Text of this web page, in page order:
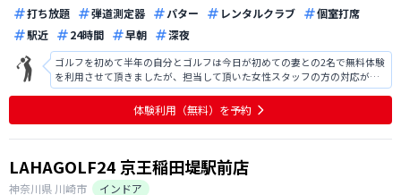
打ち放題 弾道測定器 パター レンタルクラブ
個室打席
駅近
24時間 早朝 深夜
ゴルフを初めて半年の自分とゴルフは今日が初めての妻との2名で無料体験
を利用させて頂きましたが、担当して頂いた女性スタッフの方の対応が素
晴らしかったです。施設の利用方法の説明も分かりやすかったですが、未
経験の妻には基本的な打ち方までレクチャーして頂き、大変感謝していま
す。今後も定期的に利用させて頂きた
体験利用（無料）を予約
LAHAGOLF24 京王稲田堤駅前店
神奈川県 川崎市
インドア